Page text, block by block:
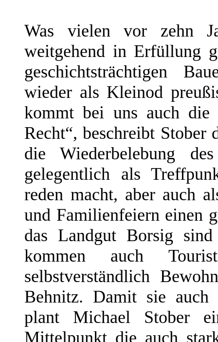
Was vielen vor zehn
weitgehend in Erfüllung
geschichtsträchtigen
wieder als Kleinod
kommt bei uns auch die
Recht“, beschreibt Stober
die Wiederbelebung
gelegentlich als
reden macht, aber auch
und Familienfeiern einen
das Landgut Borsig
kommen auch
selbstverständlich
Behnitz. Damit sie auch
plant Michael Stober
Mittelpunkt die auch